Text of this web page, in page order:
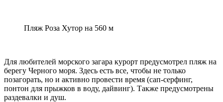
Пляж Роза Хутор на 560 м
Для любителей морского загара курорт предусмотрел пляж на
берегу Черного моря. Здесь есть все, чтобы не только
позагорать, но и активно провести время (сап-серфинг,
понтон для прыжков в воду, дайвинг). Также предусмотрены
раздевалки и душ.